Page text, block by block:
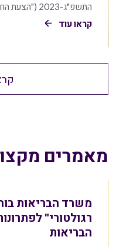
התשפ"ג-2023 ("הצעת החוק" או "ההצעה"). אחת […]
קראו עוד
מאמרים
משרד הבריאות
הבריאות